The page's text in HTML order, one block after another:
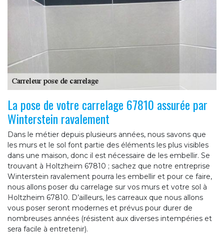
La pose de votre carrelage 67810 assurée par
Winterstein ravalement
Dans le métier depuis plusieurs années, nous savons que
les murs et le sol font partie des éléments les plus visibles
dans une maison, donc il est nécessaire de les embellir. Se
trouvant à Holtzheim 67810 ; sachez que notre entreprise
Winterstein ravalement pourra les embellir et pour ce faire,
nous allons poser du carrelage sur vos murs et votre sol à
Holtzheim 67810. D’ailleurs, les carreaux que nous allons
vous poser seront modernes et prévus pour durer de
nombreuses années (résistent aux diverses intempéries et
sera facile à entretenir).